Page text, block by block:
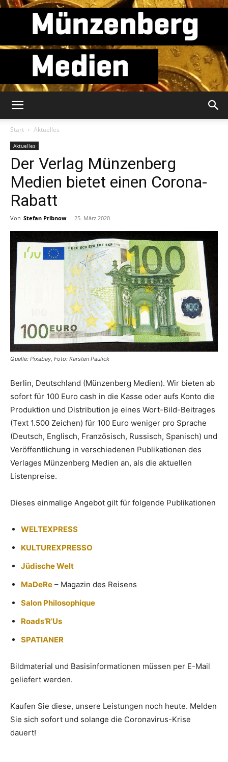
Medien
Start Aktuelles
Aktuelles
Der Verlag Münzenberg
Medien bietet einen Corona-
Rabatt
Von Stefan Pribnow - 25. März 2020
Quelle: Pixabay, Foto: Karsten Paulick
Berlin, Deutschland (Münzenberg Medien). Wir bieten ab
sofort für 100 Euro cash in die Kasse oder aufs Konto die
Produktion und Distribution je eines Wort-Bild-Beitrages
(Text 1.500 Zeichen) für 100 Euro weniger pro Sprache
(Deutsch, Englisch, Französisch, Russisch, Spanisch) und
Veröffentlichung in verschiedenen Publikationen des
Verlages Münzenberg Medien an, als die aktuellen
Listenpreise.
Dieses einmalige Angebot gilt für folgende Publikationen
WELTEXPRESS
KULTUREXPRESSO
Jüdische Welt
MaDeRe – Magazin des Reisens
Salon Philosophique
Roads’R’Us
SPATIANER
Bildmaterial und Basisinformationen müssen per E-Mail
geliefert werden.
Kaufen Sie diese, unsere Leistungen noch heute. Melden
Sie sich sofort und solange die Coronavirus-Krise
dauert!